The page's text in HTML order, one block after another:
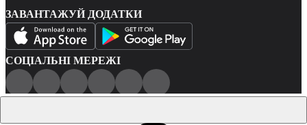
ЗАВАНТАЖУЙ ДОДАТКИ
СОЦІАЛЬНІ МЕРЕЖІ
Політика конфіденційності